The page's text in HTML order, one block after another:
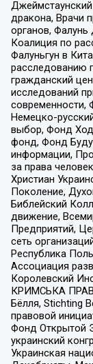
дракона, Врачи
органов, Фалунь
Коалиция по
Фалуньгун в
расследованию
гражданский
исследований
современности,
Немецко-
выбор, Фонд
фонд, Фонд
информации,
за права
Христиан
Поколение,
Библейский
движение,
Предприятий,
сеть
Республика
Ассоциация
Королевский
КРИМСЬКА
Бёлля, Stichting
правовой
Фонд Открытой
украинский
Украинская